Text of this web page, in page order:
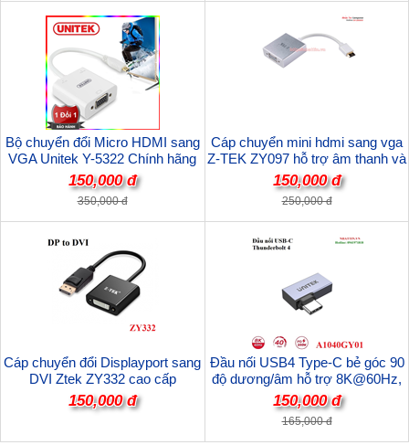
Bộ chuyển đổi Micro HDMI sang
VGA Unitek Y-5322 Chính hãng
150,000 đ
350,000 đ
Cáp chuyển mini hdmi sang vga
Z-TEK ZY097 hỗ trợ âm thanh và
nguồn 5v
150,000 đ
250,000 đ
Cáp chuyển đổi Displayport sang
DVI Ztek ZY332 cao cấp
150,000 đ
Đầu nối USB4 Type-C bẻ góc 90
độ dương/âm hỗ trợ 8K@60Hz,
tốc độ 40Gbps, sạc PD 240W
Unitek A1040GY01 cao cấp
150,000 đ
165,000 đ